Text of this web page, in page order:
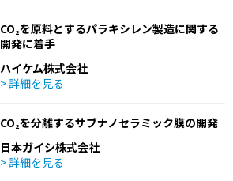
CO₂を原料とするパラキシレン製造に関する
開発に着手
ハイケム株式会社
> 詳細を見る
CO₂を分離するサブナノセラミック膜の開発
日本ガイシ株式会社
> 詳細を見る